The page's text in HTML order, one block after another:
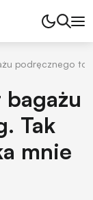
podręcznego to
Tak
mnie